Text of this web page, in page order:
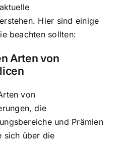
Hier sind einige
beachten sollten:
Arten von
von
die
und Prämien
sich über die